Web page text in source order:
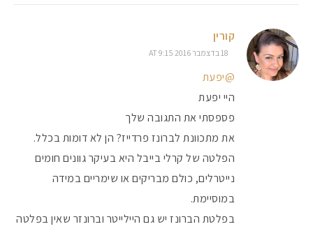
קורין
18 בדצמבר 2016 AT 9:15
@יפעת
היי יפעת
פספסתי את התגובה שלך
את מתכוונת לברונז פרדייז? הן לא דומות בכלל.
הפלטה של קרלי בייבל היא בעיקר גוונים חומים
נייטרלים, כולם מבריקים או שימריים במידה
במוסיימת.
בפלטת הברונז יש גם היילייטר וברונזר שאין בפלטה